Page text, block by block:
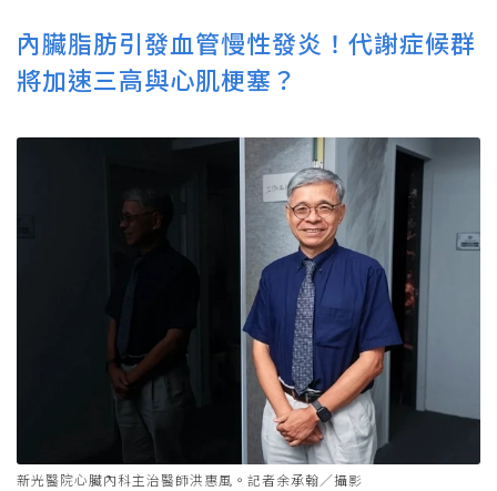
內臟脂肪引發血管慢性發炎！代謝症候群
將加速三高與心肌梗塞？
新光醫院心臟內科主治醫師洪惠風。記者余承翰／攝影